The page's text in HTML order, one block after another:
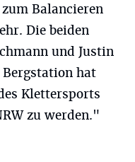
Balancieren
Die beiden
und Justin
hat
Klettersports
zu werden."